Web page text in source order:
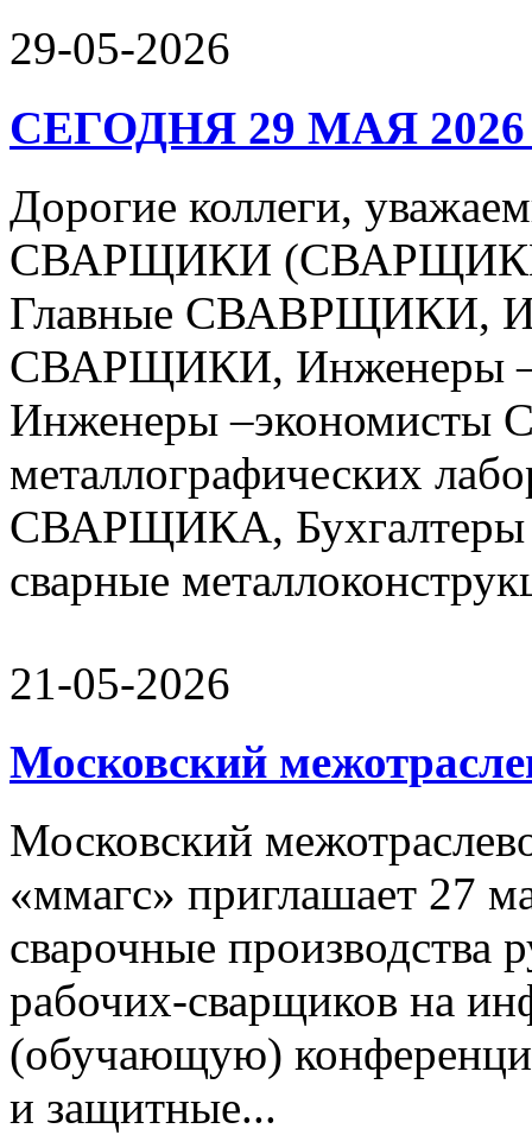
29-05-2026
СЕГОДНЯ 29 МАЯ
Дорогие коллеги,
СВАРЩИКИ (СВАРЩИКИ
Главные СВАВРЩИКИ,
СВАРЩИКИ, Инженеры
Инженеры
металлографических
СВАРЩИКА, Бухгалтеры
сварные
21-05-2026
Московский
Московский
«ммагс» приглашает 27
сварочные производства
рабочих-сварщиков на
(обучающую)
и защитные...